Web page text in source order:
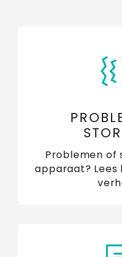
Problemen of
apparaat? Lees